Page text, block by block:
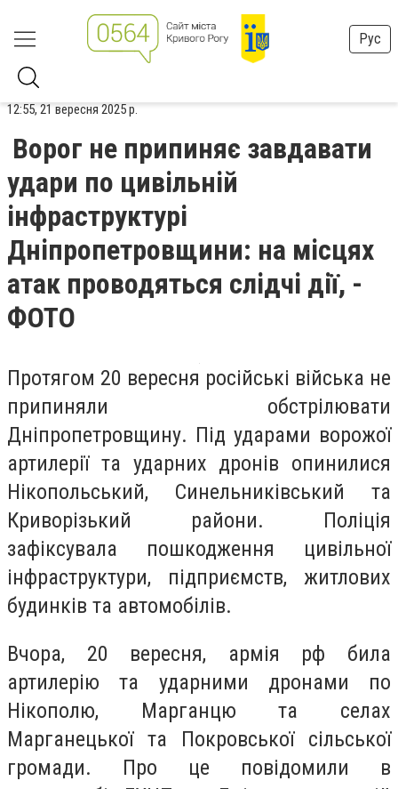
Рус
12:55, 21 вересня 2025 р.
Ворог не припиняє завдавати
удари по цивільній
інфраструктурі
Дніпропетровщини: на місцях
атак проводяться слідчі дії, -
ФОТО
Протягом 20 вересня російські війська не
припиняли обстрілювати
Дніпропетровщину. Під ударами ворожої
артилерії та ударних дронів опинилися
Нікопольський, Синельниківський та
Криворізький райони. Поліція
зафіксувала пошкодження цивільної
інфраструктури, підприємств, житлових
будинків та автомобілів.
Вчора, 20 вересня, армія рф била
артилерію та ударними дронами по
Нікополю, Марганцю та селах
Марганецької та Покровської сільської
громади. Про це повідомили в